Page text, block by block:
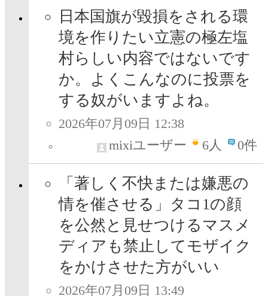
日本国旗が毀損をされる環
境を作りたい立憲の極左塩
村らしい内容ではないです
か。よくこんなのに投票を
する奴がいますよね。
2026年07月09日 12:38
mixiユーザー
6人 0件
「著しく不快または嫌悪の
情を催させる」タコ1の顔
を公然と見せつけるマスメ
ディアも禁止してモザイク
をかけさせた方がいい
2026年07月09日 13:49